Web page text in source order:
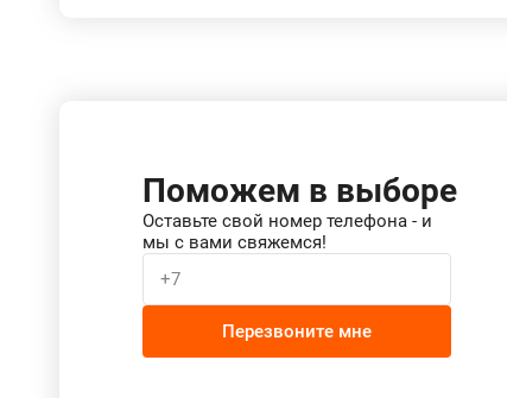
Поможем в выборе
Оставьте свой номер телефона - и
мы с вами свяжемся!
Перезвоните мне